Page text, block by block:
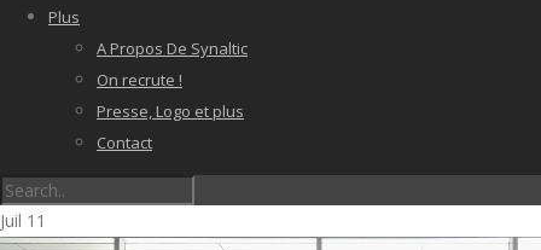
Plus
A Propos De Synaltic
On recrute !
Presse, Logo et plus
Contact
Juil 11